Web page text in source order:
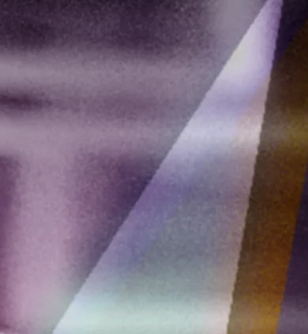
当代艺术